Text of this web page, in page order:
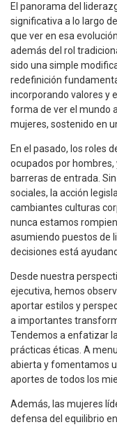
El panorama del
significativa a lo largo
que ver en esa
además del rol
sido una simple
redefinición
incorporando valores y
forma de ver el mundo
mujeres, sostenido en
En el pasado, los roles
ocupados por
barreras de entrada.
sociales, la acción
cambiantes culturas
nunca estamos
asumiendo puestos de
decisiones está
Desde nuestra
ejecutiva, hemos
aportar estilos y
a importantes
Tendemos a enfatizar
prácticas éticas. A
abierta y fomentamos
aportes de todos los
Además, las mujeres
defensa del equilibrio